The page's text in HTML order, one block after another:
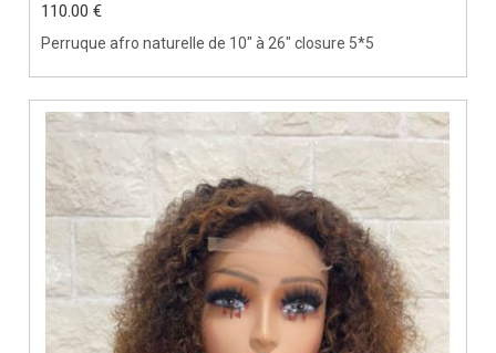
Perruque afro naturelle de 10" à 26" closure 5*5
110.00 €